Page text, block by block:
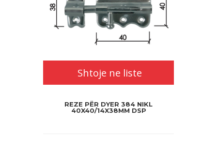
Shtoje ne liste
REZE PËR DYER 384 NIKL
40X40/14X38MM DSP